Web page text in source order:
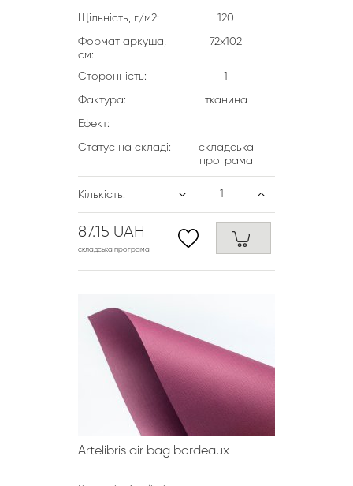
Щільність, г/м2: 120
Формат аркуша,
см:
72х102
Сторонність: 1
Фактура: тканина
Ефект:
Статус на складі:
складська
програма
Кількість:
87.15 UAH
складська програма
Artelibris air bag bordeaux